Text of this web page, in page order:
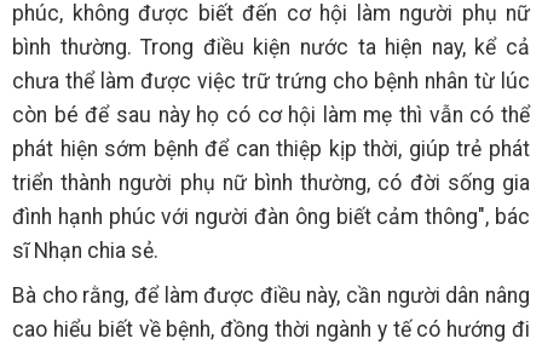
phúc, không được biết đến cơ hội làm người phụ nữ
bình thường. Trong điều kiện nước ta hiện nay, kể cả
chưa thể làm được việc trữ trứng cho bệnh nhân từ lúc
còn bé để sau này họ có cơ hội làm mẹ thì vẫn có thể
phát hiện sớm bệnh để can thiệp kịp thời, giúp trẻ phát
triển thành người phụ nữ bình thường, có đời sống gia
đình hạnh phúc với người đàn ông biết cảm thông", bác
sĩ Nhạn chia sẻ.
Bà cho rằng, để làm được điều này, cần người dân nâng
cao hiểu biết về bệnh, đồng thời ngành y tế có hướng đi